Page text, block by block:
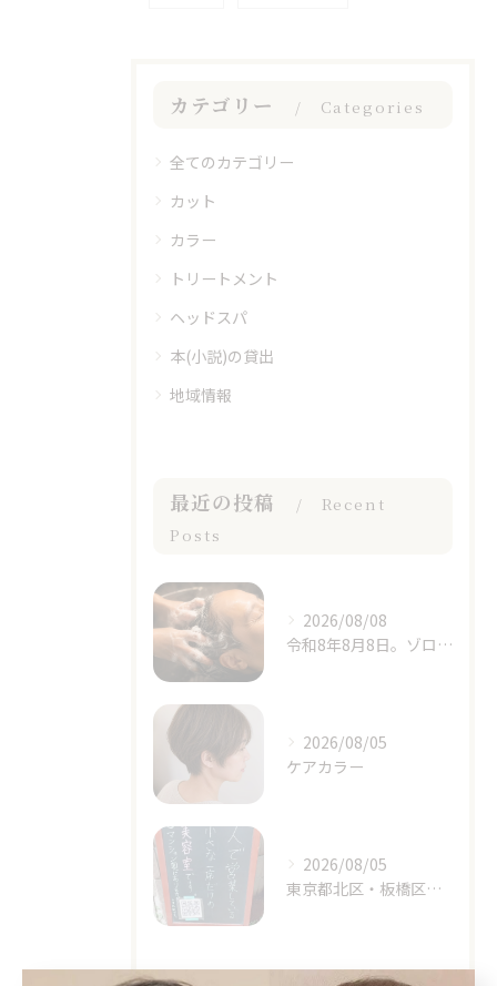
カテゴリー Categories
全てのカテゴリー
カット
カラー
トリートメント
ヘッドスパ
本(小説)の貸出
地域情報
最近の投稿
Recent
Posts
2026/08/08
令和8年8月8日。ゾロ目の日と立秋、季節の変わり目に思うこと
2026/08/05
ケアカラー
2026/08/05
東京都北区・板橋区でヘアマニキュアをお探しの方へ｜頭皮がしみる方のための白髪染めという選択肢